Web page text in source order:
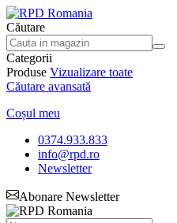
Căutare
Categorii
Produse Vizualizare toate
Căutare avansată
Coșul meu
0374.933.833
info@rpd.ro
Newsletter
Abonare Newsletter